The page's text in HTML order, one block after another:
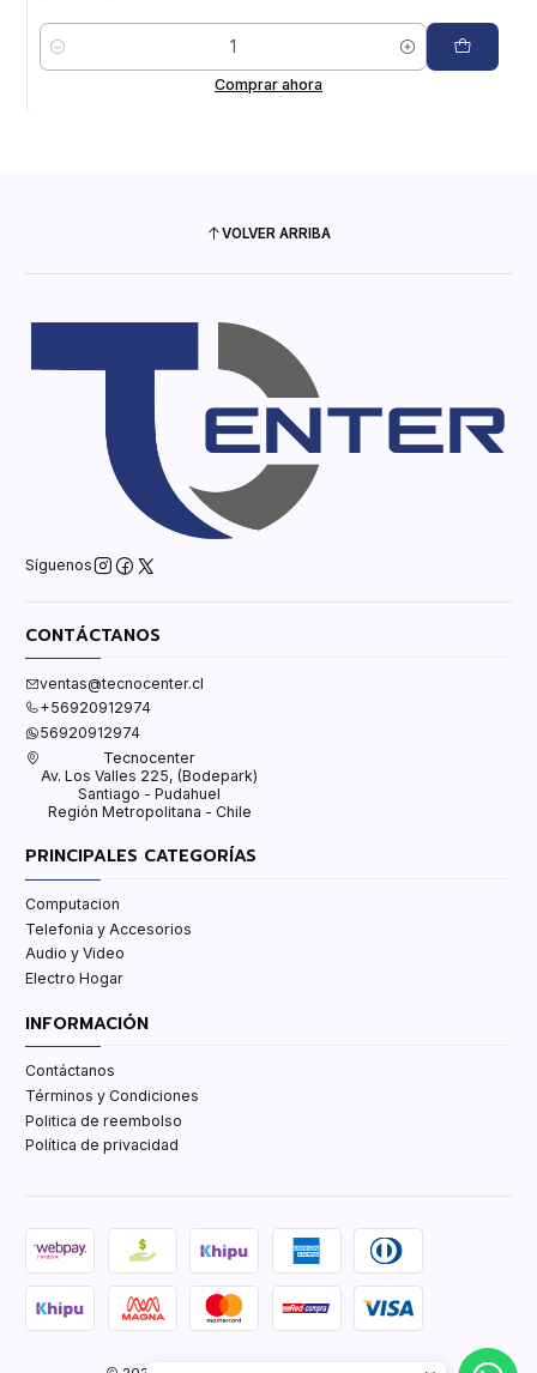
Cantidad
Comprar ahora
VOLVER ARRIBA
Síguenos
CONTÁCTANOS
ventas@tecnocenter.cl
+56920912974
56920912974
Tecnocenter
Av. Los Valles 225, (Bodepark)
Santiago - Pudahuel
Región Metropolitana - Chile
PRINCIPALES CATEGORÍAS
Computacion
Telefonia y Accesorios
Audio y Video
Electro Hogar
INFORMACIÓN
Contáctanos
Términos y Condiciones
Politica de reembolso
Política de privacidad